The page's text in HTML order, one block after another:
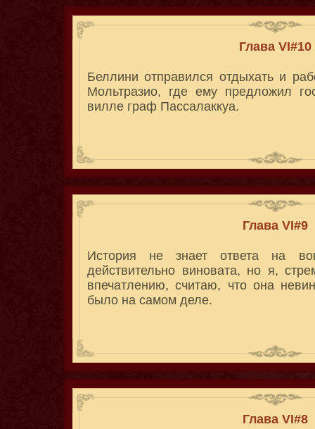
Глава VI#10
Беллини отправился отдыхать и
Мольтразио, где ему предложил
вилле граф Пассалаккуа.
Глава VI#9
История не знает ответа на
действительно виновата, но я,
впечатлению, считаю, что она
было на самом деле.
Глава VI#8